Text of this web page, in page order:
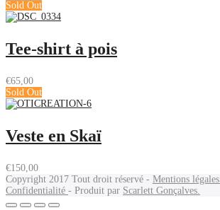
Sold Out
Tee-shirt à pois
€65,00
Sold Out
Veste en Skaï
€150,00
Copyright 2017 Tout droit réservé - Mentions légales
Confidentialité - Produit par Scarlett Gonçalves.